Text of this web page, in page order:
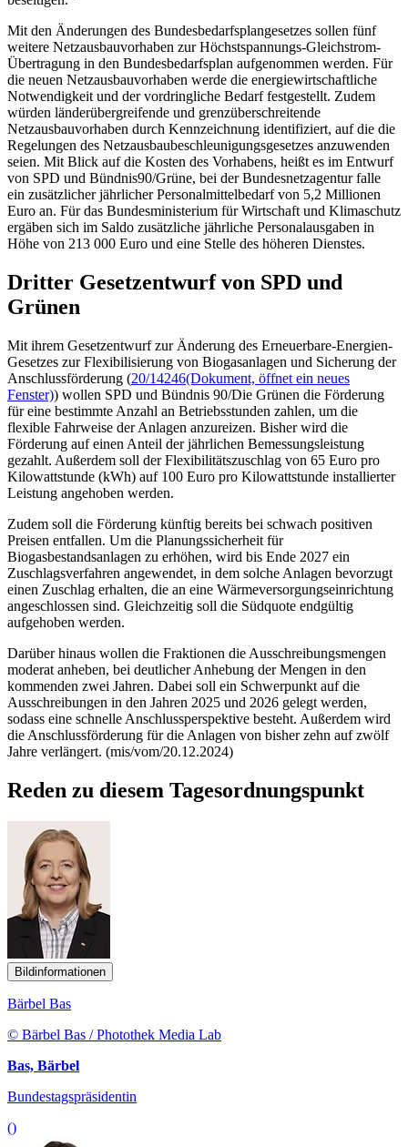
Mit den Änderungen des Bundesbedarfsplangesetzes sollen fünf
weitere Netzausbauvorhaben zur Höchstspannungs-Gleichstrom-
Übertragung in den Bundesbedarfsplan aufgenommen werden. Für
die neuen Netzausbauvorhaben werde die energiewirtschaftliche
Notwendigkeit und der vordringliche Bedarf festgestellt. Zudem
würden länderübergreifende und grenzüberschreitende
Netzausbauvorhaben durch Kennzeichnung identifiziert, auf die die
Regelungen des Netzausbaubeschleunigungsgesetzes anzuwenden
seien. Mit Blick auf die Kosten des Vorhabens, heißt es im Entwurf
von SPD und Bündnis90/Grüne, bei der Bundesnetzagentur falle
ein zusätzlicher jährlicher Personalmittelbedarf von 5,2 Millionen
Euro an. Für das Bundesministerium für Wirtschaft und Klimaschutz
ergäben sich im Saldo zusätzliche jährliche Personalausgaben in
Höhe von 213 000 Euro und eine Stelle des höheren Dienstes.
Dritter Gesetzentwurf von SPD und
Grünen
Mit ihrem Gesetzentwurfzur Änderung des Erneuerbare-Energien-
Gesetzes zur Flexibilisierung von Biogasanlagen und Sicherung der
Anschlussförderung (20/14246(Dokument, öffnet ein neues
Fenster)) wollen SPD und Bündnis 90/Die Grünen die Förderung
für eine bestimmte Anzahl an Betriebsstunden zahlen, um die
flexible Fahrweise der Anlagen anzureizen. Bisher wird die
Förderung auf einen Anteil der jährlichen Bemessungsleistung
gezahlt. Außerdem soll der Flexibilitätszuschlag von 65 Euro pro
Kilowattstunde (kWh) auf 100 Euro pro Kilowattstunde installierter
Leistung angehoben werden.
Zudem soll die Förderung künftig bereits bei schwach positiven
Preisen entfallen. Um die Planungssicherheit für
Biogasbestandsanlagen zu erhöhen, wird bis Ende 2027 ein
Zuschlagsverfahren angewendet, in dem solche Anlagen bevorzugt
einen Zuschlag erhalten, die an eine Wärmeversorgungseinrichtung
angeschlossen sind. Gleichzeitig soll die Südquote endgültig
aufgehoben werden.
Darüber hinaus wollen die Fraktionen die Ausschreibungsmengen
moderat anheben, bei deutlicher Anhebung der Mengen in den
kommenden zwei Jahren. Dabei soll ein Schwerpunkt auf die
Ausschreibungen in den Jahren 2025 und 2026 gelegt werden,
sodass eine schnelle Anschlussperspektive besteht. Außerdem wird
die Anschlussförderung für die Anlagen von bisher zehn auf zwölf
Jahre verlängert. (mis/vom/20.12.2024)
Reden zu diesem Tagesordnungspunkt
Bildinformationen
Bärbel Bas
© Bärbel Bas / Photothek Media Lab
Bas, Bärbel
Bundestagspräsidentin
()